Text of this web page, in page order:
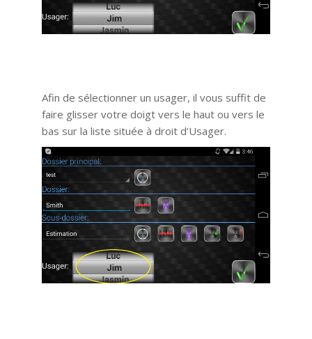
Afin de sélectionner un usager, il vous suffit de
faire glisser votre doigt vers le haut ou vers le
bas sur la liste située à droit d’Usager.